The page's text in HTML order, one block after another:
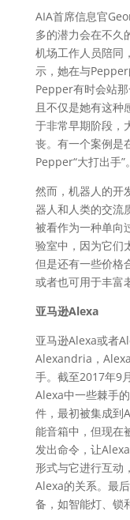
AIA首席信息官
多的潜力会在不久
机场工作人员陪同
示，她在与
Pepper有时会站
且不仅是她有这种
于非常早期阶段，
丧。有一个案例是
Pepper“大打出手”。
然而，机器人的开
器人和人类的交流
被看作为一种单向
验室中，因为它们
但是还有一些价格
或者也可用于丰富
亚马逊Alexa
亚马逊Alexa或者
Alexandria，
手。截至2017年9
Alexa中一些棘手
件，最初被集成到
能音箱中，但现在
发出命令，让
形式与它进行互动
Alexa的关系。最
备，如智能灯、锁